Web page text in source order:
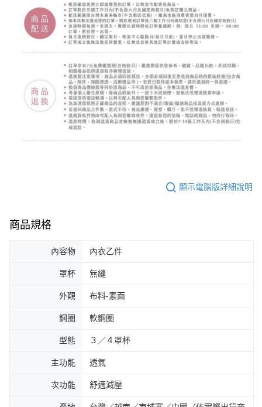
顯示電腦版詳細說明
商品規格
內容物 內衣乙件
罩杯 無縫
外觀 布料-素面
鋼圈 軟鋼圈
型態 ３／４罩杯
主功能 透氣
次功能 舒適減壓